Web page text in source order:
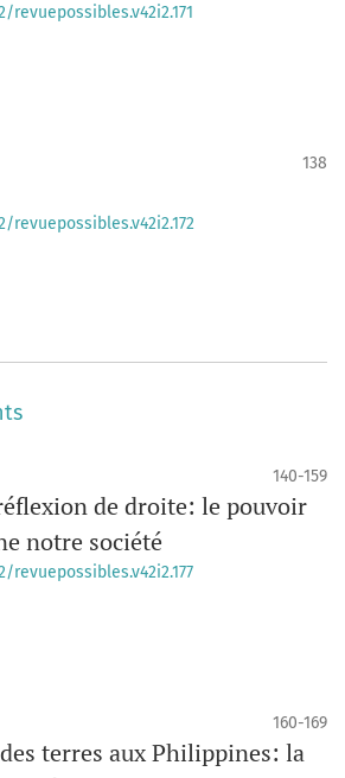
revuepossibles.v42i2.171
138
revuepossibles.v42i2.172
140-159
de droite: le pouvoir
notre société
revuepossibles.v42i2.177
160-169
des terres aux Philippines: la